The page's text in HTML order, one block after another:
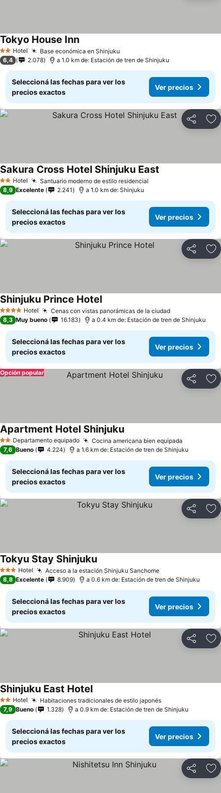
2 Estrellas
Hotel Base económica en Shinjuku
Tokyo House Inn
6,4 2.078 a 1.0 km de: Estación de tren de Shinjuku
Seleccioná las fechas para ver los
precios exactos
Ver precios
Compartir
2 Estrellas
Hotel Santuario moderno de estilo residencial
Sakura Cross Hotel Shinjuku East
8,9 Excelente 2.241 a 1.0 km de: Shinjuku
Seleccioná las fechas para ver los
precios exactos
Ver precios
Compartir
4 EstrellasHotel Cenas con vistas panorámicas de la ciudad
Shinjuku Prince Hotel
8,3 Muy bueno 16.183 a 0.4 km de: Estación de tren de Shinjuku
Seleccioná las fechas para ver los
precios exactos
Ver precios
Compartir
Opción popular
2 EstrellasDepartamento equipado Cocina americana bien equipada
Apartment Hotel Shinjuku
7,6 Bueno 4.224 a 1.6 km de: Estación de tren de Shinjuku
Seleccioná las fechas para ver los
precios exactos
Ver precios
Compartir
3 Estrellas
Hotel Acceso a la estación Shinjuku Sanchome
Tokyu Stay Shinjuku
8,8 Excelente 8.909 a 0.6 km de: Estación de tren de Shinjuku
Seleccioná las fechas para ver los
precios exactos
Ver precios
Compartir
2 Estrellas
Hotel Habitaciones tradicionales de estilo japonés
Shinjuku East Hotel
7,9 Bueno 1.328 a 0.9 km de: Estación de tren de Shinjuku
Seleccioná las fechas para ver los
precios exactos
Ver precios
Compartir